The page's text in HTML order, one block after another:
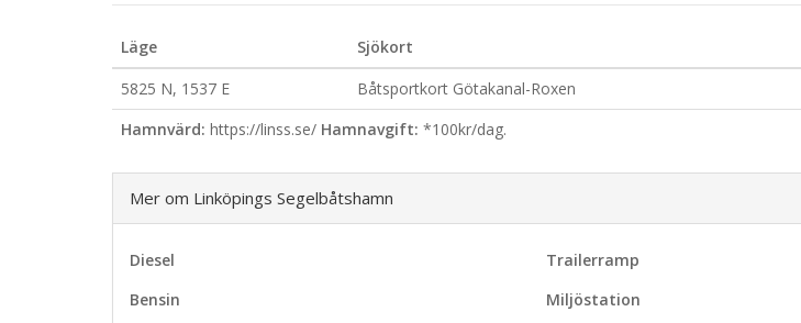
Läge Sjökort
5825 N, 1537 E
Båtsportkort Götakanal-Roxen
Hamnvärd: https://linss.se/ Hamnavgift: *100kr/dag.
Mer om Linköpings Segelbåtshamn
Diesel
Bensin
Trailerramp
Miljöstation